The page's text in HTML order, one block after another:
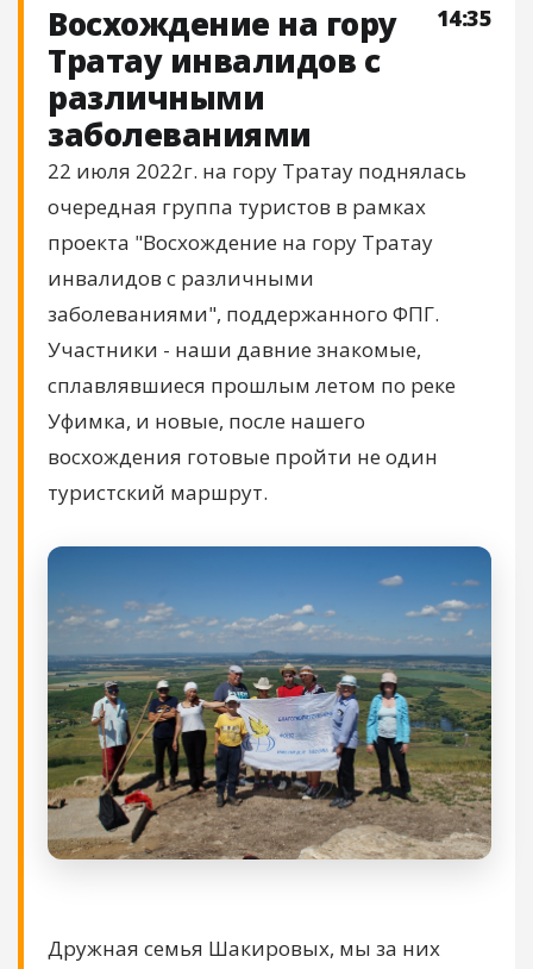
14:35
Восхождение на гору
Тратау инвалидов с
различными
заболеваниями
22 июля 2022г. на гору Тратау поднялась
очередная группа туристов в рамках
проекта "Восхождение на гору Тратау
инвалидов с различными
заболеваниями", поддержанного ФПГ.
Участники - наши давние знакомые,
сплавлявшиеся прошлым летом по реке
Уфимка, и новые, после нашего
восхождения готовые пройти не один
туристский маршрут.
Дружная семья Шакировых, мы за них